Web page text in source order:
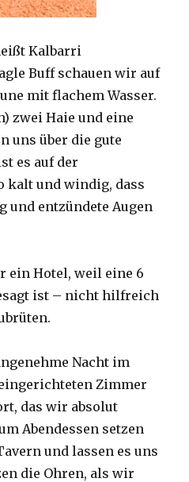
Kalbarri
Buff schauen wir auf
mit flachem Wasser.
zwei Haie und eine
uns über die gute
es auf der
kalt und windig, dass
entzündete Augen
ein Hotel, weil eine 6
ist – nicht hilfreich
Nacht im
Zimmer
das wir absolut
Abendessen setzen
und lassen es uns
die Ohren, als wir